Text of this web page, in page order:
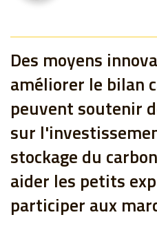
Des moyens
améliorer le bilan
peuvent soutenir
sur
stockage du
aider les petits
participer aux